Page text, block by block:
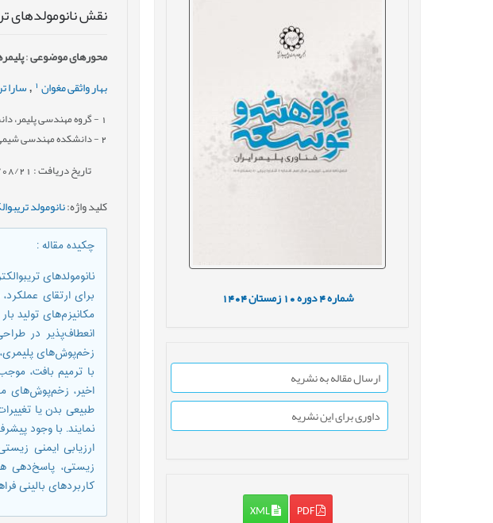
شماره4 دوره زمستان1404
ارسال مقاله به نشریه
داوری برای این نشریه
PDF
XML
نقش نانومولدهای
محورهای موضوعی:
بهار واثقی مغوان 1
,سارا
1 - گروه مهندسی پلیمر،
2- دانشکده مهندسی
تاریخ دریافت : 1404/08/21
کلید واژه:نانومولد
چکیده مقاله:
مکانیزم‌های تولید
انعطاف‌پذیر در
زخم‌پوش‌های
با ترمیم بافت،
طبیعی بدن یا
نمایند. با وجود
ارزیابی ایمنی
زیستی، پاسخ‌دهی
کاربردهای بالینی